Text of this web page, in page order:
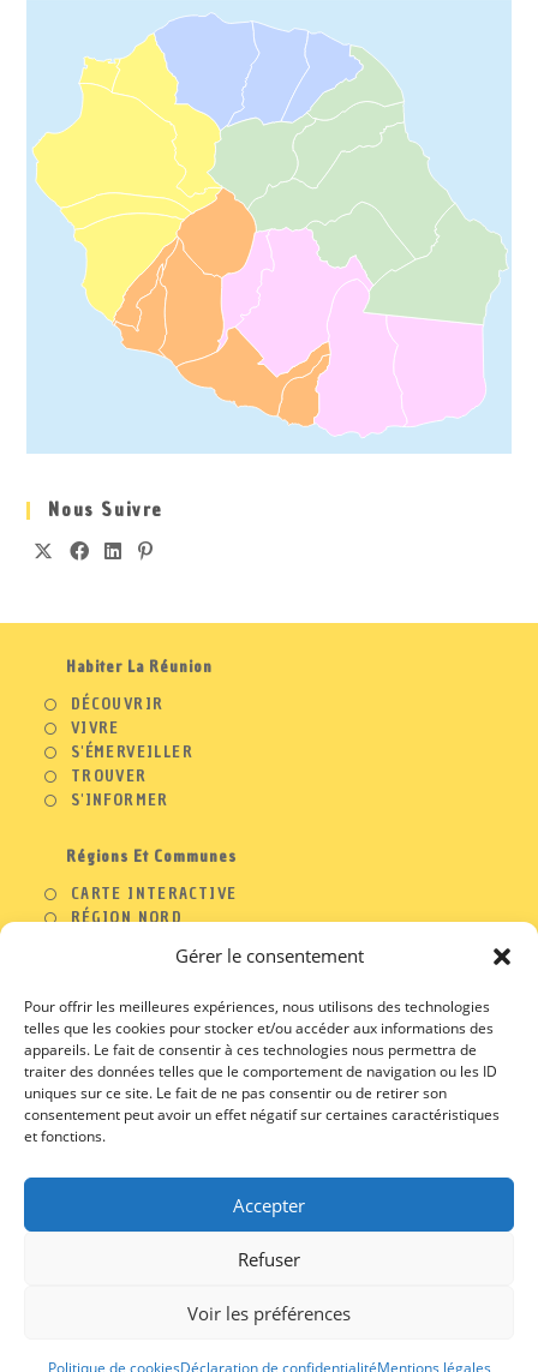
Gérer le consentement
Pour offrir les meilleures expériences, nous utilisons des technologies
telles que les cookies pour stocker et/ou accéder aux informations des
appareils. Le fait de consentir à ces technologies nous permettra de
traiter des données telles que le comportement de navigation ou les ID
uniques sur ce site. Le fait de ne pas consentir ou de retirer son
consentement peut avoir un effet négatif sur certaines caractéristiques
et fonctions.
Accepter
Refuser
Voir les préférences
Politique de cookiesDéclaration de confidentialitéMentions légales
Nous Suivre
Habiter La Réunion
DÉCOUVRIR
VIVRE
S'ÉMERVEILLER
TROUVER
S'INFORMER
Régions Et Communes
CARTE INTERACTIVE
RÉGION NORD
A PROPOS
CONTACT
PROFESSIONNELS